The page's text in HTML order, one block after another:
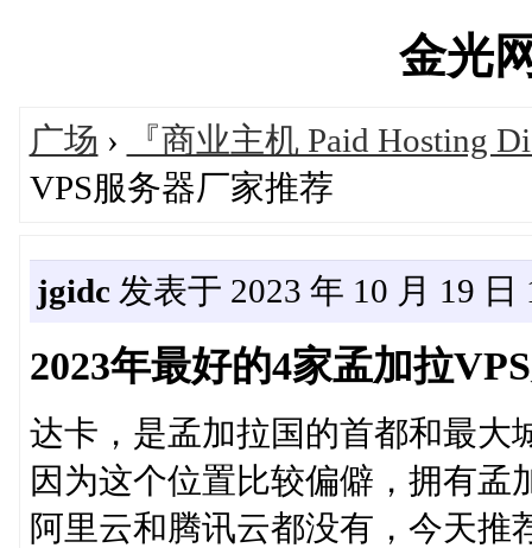
金光
广场 ›
『商业主机 Paid Hosting
VPS服务器厂家推荐
jgidc发表于 2023 年 10 月 19 日
2023年最好的4家孟加拉
达卡，是孟加拉国的首都和最大
因为这个位置比较偏僻，拥有孟
阿里云和腾讯云都没有，今天推